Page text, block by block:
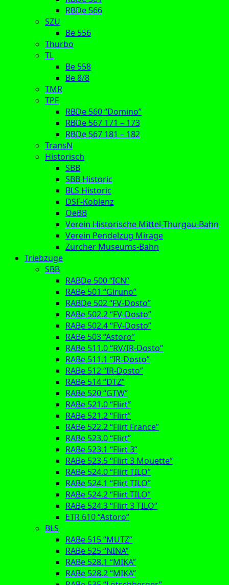
RBDe 566
SZU
Be 556
Thurbo
TL
Be 558
Be 8/8
TMR
TPF
RBDe 560 “Domino”
RBDe 567 171 – 173
RBDe 567 181 – 182
TransN
Historisch
SBB
SBB Historic
BLS Historic
DSF-Koblenz
OeBB
Verein Historische Mittel-Thurgau-Bahn
Verein Pendelzug Mirage
Zürcher Museums-Bahn
Triebzüge
SBB
RABDe 500 “ICN”
RABe 501 “Giruno”
RABDe 502 “FV-Dosto”
RABe 502.2 “FV-Dosto”
RABe 502.4 “FV-Dosto”
RABe 503 “Astoro”
RABe 511.0 “RV/IR-Dosto”
RABe 511.1 “IR-Dosto”
RABe 512 “IR-Dosto”
RABe 514 “DTZ”
RABe 520 “GTW”
RABe 521.0 “Flirt”
RABe 521.2 “Flirt”
RABe 522.2 “Flirt France”
RABe 523.0 “Flirt”
RABe 523.1 “Flirt 3”
RABe 523.5 “Flirt 3 Mouette”
RABe 524.0 “Flirt TILO”
RABe 524.1 “Flirt TILO”
RABe 524.2 “Flirt TILO”
RABe 524.3 “Flirt 3 TILO”
ETR 610 “Astoro”
BLS
RABe 515 “MUTZ”
RABe 525 “NINA”
RABe 528.1 “MIKA”
RABe 528.2 “MIKA”